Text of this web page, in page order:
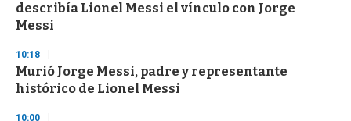
describía Lionel Messi el vínculo con Jorge
Messi
10:18
Murió Jorge Messi, padre y representante
histórico de Lionel Messi
10:00